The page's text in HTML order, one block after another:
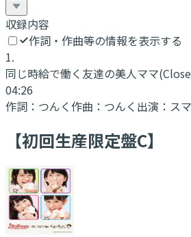
収録内容
作詞・作曲等の情報を表示する
1.
同じ時給で働く友達の美人ママ
04:26
作詞： つんく作曲： つんく 出演： ス
【初回生産限定盤C】